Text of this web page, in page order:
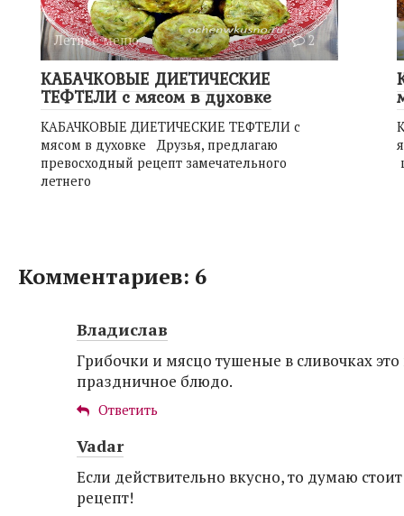
Летнее меню. 2
КАБАЧКОВЫЕ ДИЕТИЧЕСКИЕ
ТЕФТЕЛИ с мясом в духовке
КАБАЧКОВЫЕ ДИЕТИЧЕСКИЕ ТЕФТЕЛИ с
мясом в духовке Друзья, предлагаю
превосходный рецепт замечательного
летнего
Комментариев: 6
Владислав
Грибочки и мясцо тушеные в сливочках это
праздничное блюдо.
Ответить
Vadar
Если действительно вкусно, то думаю
рецепт!